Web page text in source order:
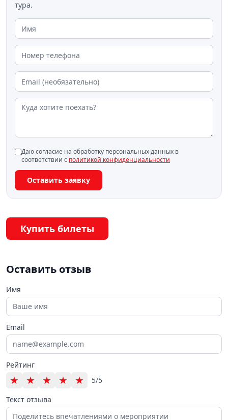
тура.
Даю согласие на обработку персональных данных в
соответствии с политикой конфиденциальности
Оставить заявку
Купить билеты
Оставить отзыв
Имя
Email
Рейтинг
★ ★ ★ ★ ★
5/5
Текст отзыва